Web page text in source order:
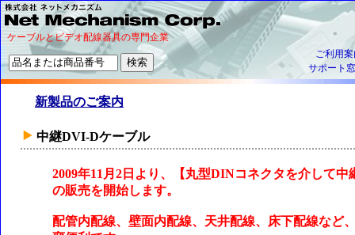
ケーブルとビデオ配線器具の専門企業
ご利用
サポート
新製品のご案内
中継DVI-Dケーブル
2009年11月2日より、【丸型DINコネクタを介して
の販売を開始します。
配管内配線、壁面内配線、天井配線、床下配線など